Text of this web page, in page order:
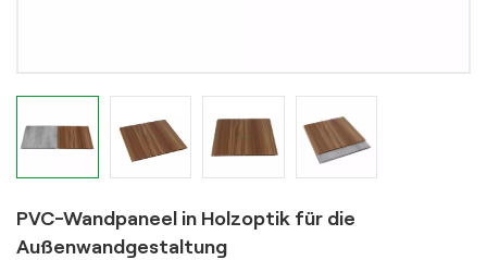
PVC-Wandpaneel in Holzoptik für die
Außenwandgestaltung